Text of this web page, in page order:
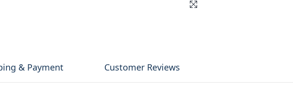
& Payment Customer Reviews